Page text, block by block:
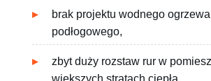
brak projektu wodnego
podłogowego,
zbyt duży rozstaw rur w